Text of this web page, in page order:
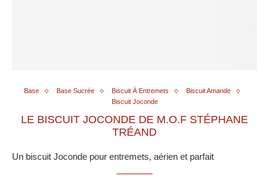
Base Base Sucrée Biscuit À Entremets
Biscuit Amande
Biscuit Joconde
LE BISCUIT JOCONDE DE M.O.F STÉPHANE
TRÉAND
Un biscuit Joconde pour entremets, aérien et parfait